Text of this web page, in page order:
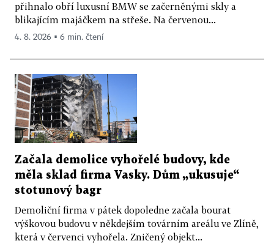
přihnalo obří luxusní BMW se začerněnými skly a
blikajícím majáčkem na střeše. Na červenou...
4. 8. 2026 ▪ 6 min. čtení
Začala demolice vyhořelé budovy, kde
měla sklad firma Vasky. Dům „ukusuje“
stotunový bagr
Demoliční firma v pátek dopoledne začala bourat
výškovou budovu v někdejším továrním areálu ve Zlíně,
která v červenci vyhořela. Zničený objekt...